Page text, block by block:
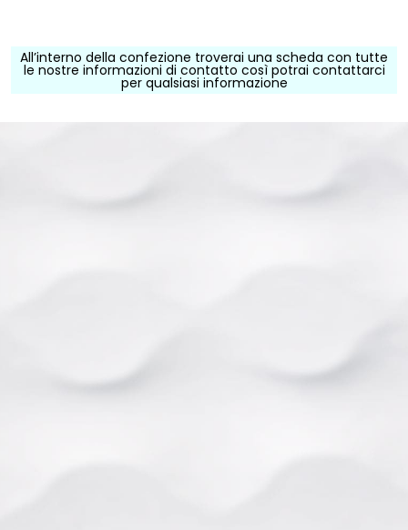
All’interno della confezione troverai una scheda con tutte
le nostre informazioni di contatto così potrai contattarci
per qualsiasi informazione